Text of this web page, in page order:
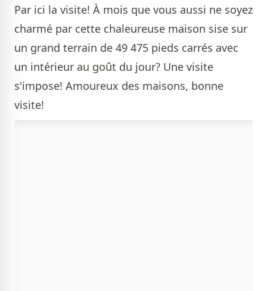
Par ici la visite! À mois que vous aussi ne soyez
charmé par cette chaleureuse maison sise sur
un grand terrain de 49 475 pieds carrés avec
un intérieur au goût du jour? Une visite
s'impose! Amoureux des maisons, bonne
visite!